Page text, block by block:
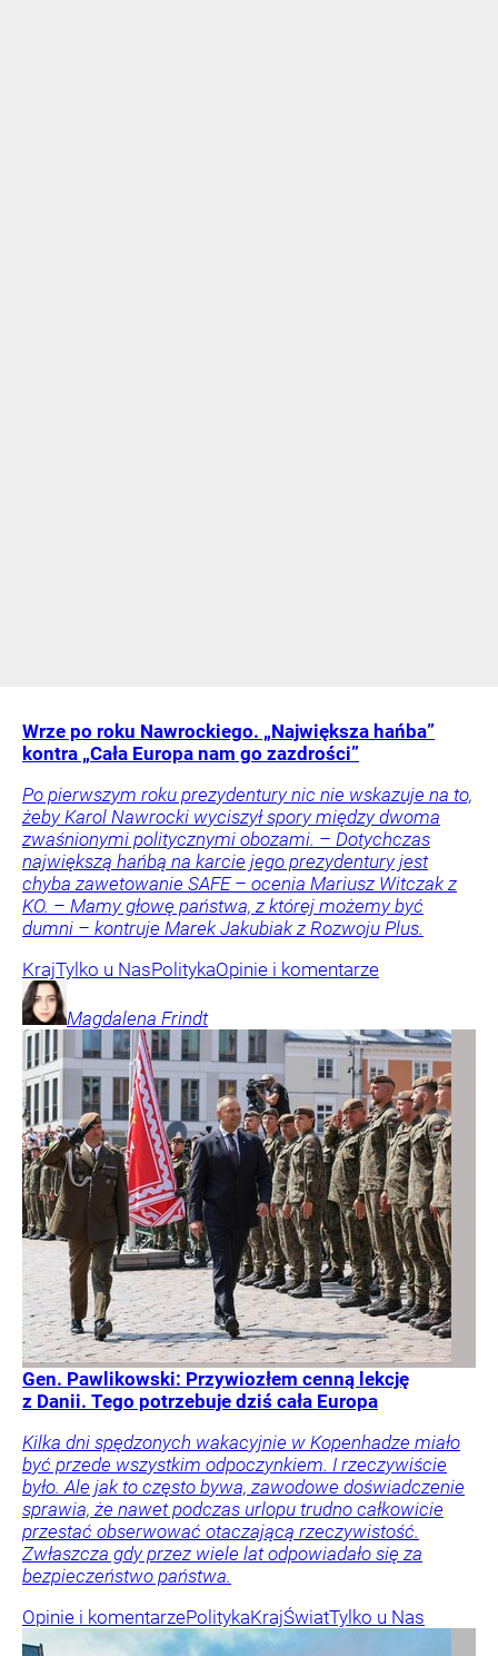
Wrze po roku Nawrockiego. „Największa hańba”
kontra „Cała Europa nam go zazdrości”
Po pierwszym roku prezydentury nic nie wskazuje na to,
żeby Karol Nawrocki wyciszył spory między dwoma
zwaśnionymi politycznymi obozami. – Dotychczas
największą hańbą na karcie jego prezydentury jest
chyba zawetowanie SAFE – ocenia Mariusz Witczak z
KO. – Mamy głowę państwa, z której możemy być
dumni – kontruje Marek Jakubiak z Rozwoju Plus.
KrajTylko u NasPolitykaOpinie i komentarze
Magdalena Frindt
Gen. Pawlikowski: Przywiozłem cenną lekcję
z Danii. Tego potrzebuje dziś cała Europa
Kilka dni spędzonych wakacyjnie w Kopenhadze miało
być przede wszystkim odpoczynkiem. I rzeczywiście
było. Ale jak to często bywa, zawodowe doświadczenie
sprawia, że nawet podczas urlopu trudno całkowicie
przestać obserwować otaczającą rzeczywistość.
Zwłaszcza gdy przez wiele lat odpowiadało się za
bezpieczeństwo państwa.
Opinie i komentarzePolitykaKrajŚwiatTylko u Nas